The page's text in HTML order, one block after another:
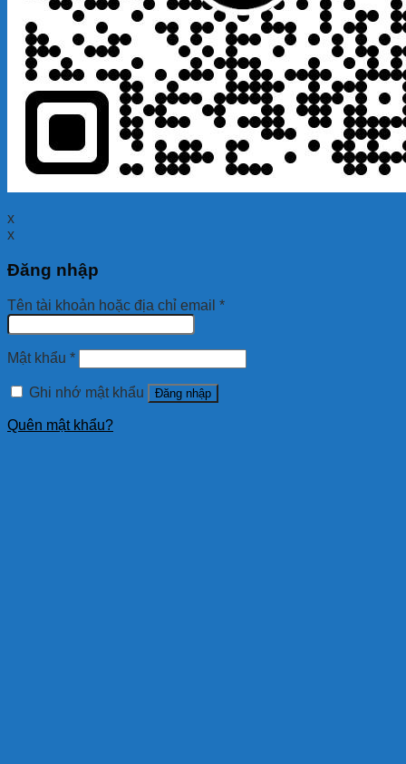
x
x
Đăng nhập
Tên tài khoản hoặc địa chỉ email *
Mật khẩu *
Ghi nhớ mật khẩu Đăng nhập
Quên mật khẩu?